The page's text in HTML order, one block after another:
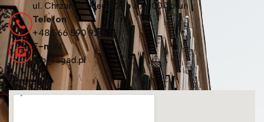
ul. Chrzanowskiego 23b 87-100 Toruń
Telefon
+48 566 590 922
E-mail
prb@agad.pl